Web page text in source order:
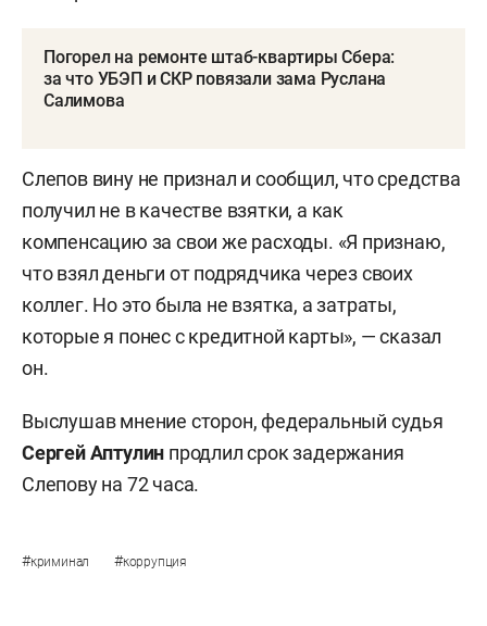
Погорел на ремонте штаб-квартиры Сбера:
за что УБЭП и СКР повязали зама Руслана
Салимова
Слепов вину не признал и сообщил, что средства
получил не в качестве взятки, а как
компенсацию за свои же расходы. «Я признаю,
что взял деньги от подрядчика через своих
коллег. Но это была не взятка, а затраты,
которые я понес с кредитной карты», — сказал
он.
Выслушав мнение сторон, федеральный судья
Сергей Аптулин продлил срок задержания
Слепову на 72 часа.
#криминал #коррупция